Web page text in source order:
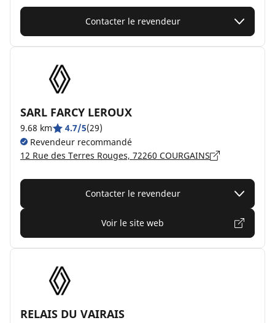
Contacter le revendeur
SARL FARCY LEROUX
9.68 km 4.7/5(29)
Revendeur recommandé
12 Rue des Terres Rouges, 72260 COURGAINS
Contacter le revendeur
Voir le site web
RELAIS DU VAIRAIS